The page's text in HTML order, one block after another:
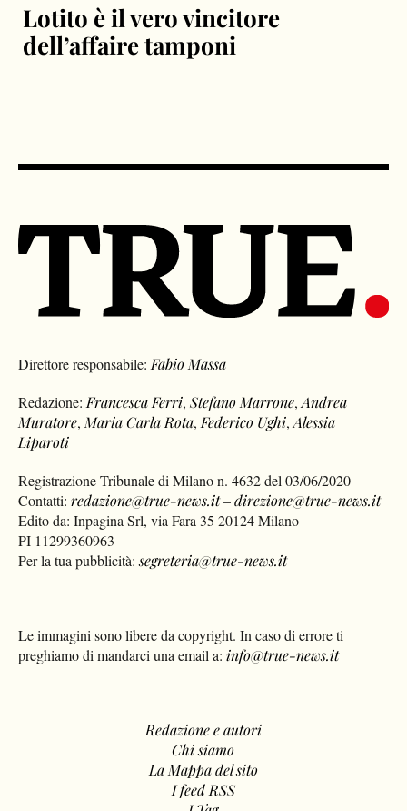
Lotito è il vero vincitore
dell’affaire tamponi
Direttore responsabile:Fabio Massa
Redazione:Francesca Ferri,Stefano Marrone,Andrea
Muratore,Maria Carla Rota,Federico Ughi,Alessia
Liparoti
Registrazione Tribunale di Milano n. 4632 del 03/06/2020
Contatti:redazione@true-news.it–direzione@true-news.it
Edito da: Inpagina Srl, via Fara 35 20124 Milano
PI 11299360963
Per la tua pubblicità:segreteria@true-news.it
Le immagini sono libere da copyright. In caso di errore ti
preghiamo di mandarci una email a: info@true-news.it
Redazione e autori
Chi siamo
La Mappa del sito
I feed RSS